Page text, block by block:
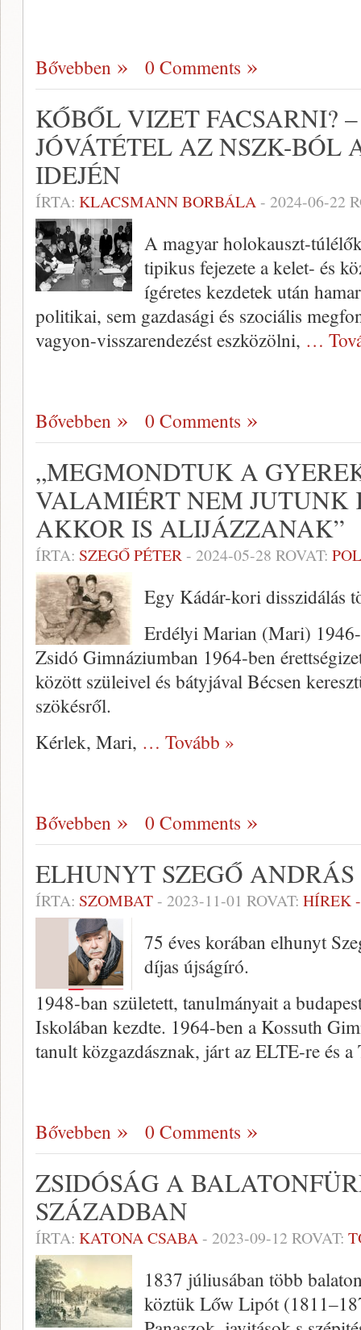
Bővebben 0 Comments
KŐBŐL VIZET FACSARNI?
JÓVÁTÉTEL AZ NSZK-BÓL
IDEJÉN
ÍRTA: KLACSMANN BORBÁLA- 2024-06-22
A magyar holokauszt-
tipikus fejezete a kelet- és
ígéretes kezdetek után
politikai, sem gazdasági és szociális
vagyon-visszarendezést eszközölni, …
Bővebben 0 Comments
„MEGMONDTUK A
VALAMIÉRT NEM JUTUNK
AKKOR IS ALIJÁZZANAK”
ÍRTA: SZEGŐ PÉTER- 2024-05-28 ROVAT:
Egy Kádár-kori disszidálás
Erdélyi Marian (Mari)
Zsidó Gimnáziumban 1964-ben
között szüleivel és bátyjával Bécsen
szökésről.
Kérlek, Mari, … Tovább »
Bővebben 0 Comments
ELHUNYT SZEGŐ ANDRÁS
ÍRTA: SZOMBAT- 2023-11-01 ROVAT: HÍREK
75 éves korában elhunyt
díjas újságíró.
1948-ban született, tanulmányait a
Iskolában kezdte. 1964-ben a Kossuth
tanult közgazdásznak, járt az ELTE-re és a
Bővebben 0 Comments
ZSIDÓSÁG A
SZÁZADBAN
ÍRTA: KATONA CSABA- 2023-09-12 ROVAT:
1837 júliusában több
köztük Lőw Lipót